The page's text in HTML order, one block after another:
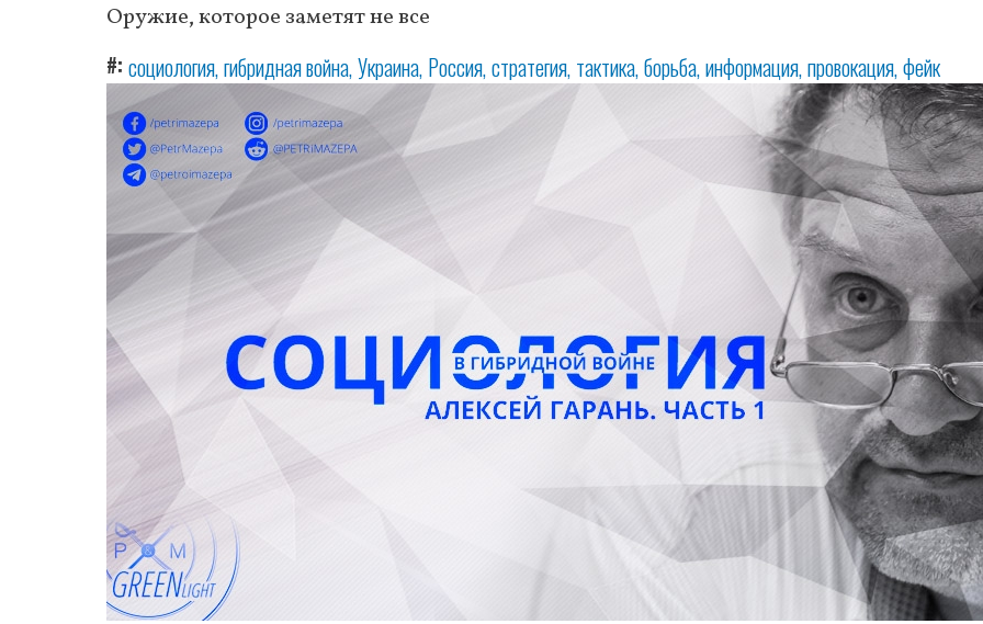
Оружие, которое заметят не все
# социология гибридная война Украина Россия стратегия тактика борьба информация провокация фейк